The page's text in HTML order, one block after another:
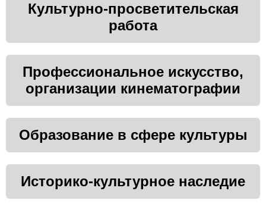
Культурно-просветительская
работа
Профессиональное искусство,
организации кинематографии
Образование в сфере культуры
Историко-культурное наследие